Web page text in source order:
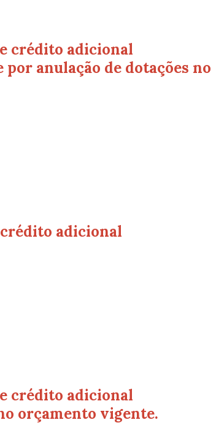
crédito adicional
anulação de dotações no
crédito adicional
crédito adicional
orçamento vigente.